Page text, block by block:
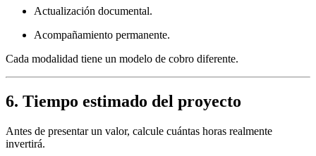
Actualización documental.
Acompañamiento permanente.
Cada modalidad tiene un modelo de cobro diferente.
6. Tiempo estimado del proyecto
Antes de presentar un valor, calcule cuántas horas realmente
invertirá.